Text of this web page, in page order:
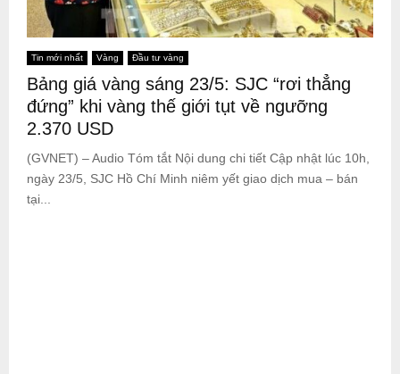
Tin mới nhất Vàng Đầu tư vàng
Bảng giá vàng sáng 23/5: SJC “rơi thẳng
đứng” khi vàng thế giới tụt về ngưỡng
2.370 USD
(GVNET) – Audio Tóm tắt Nội dung chi tiết Cập nhật lúc 10h,
ngày 23/5, SJC Hồ Chí Minh niêm yết giao dịch mua – bán
tại...